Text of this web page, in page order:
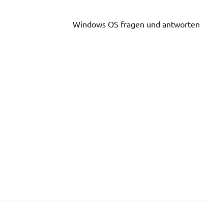
Windows OS fragen und antworten